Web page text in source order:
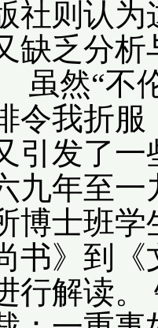
社则认
缺乏分
虽然“不
令我折
引发了
九年至
博士班
书》到
行解读